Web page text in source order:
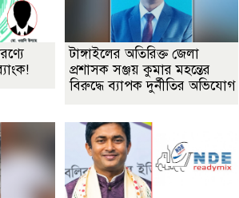
টাঙ্গাইলের অতিরিক্ত জেলা
প্রশাসক সঞ্জয় কুমার মহন্তের
বিরুদ্ধে ব্যাপক দুর্নীতির অভিযোগ